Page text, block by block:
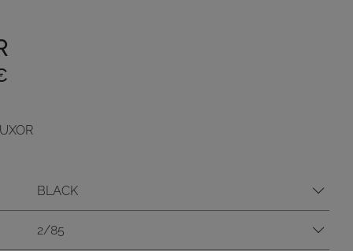
BLACK
2/85